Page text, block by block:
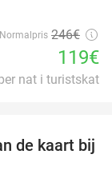
Normalpris 246€
119€
nat i turistskat
43%
de kaart bij